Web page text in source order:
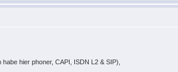
hier phoner, CAPI, ISDN L2 & SIP),